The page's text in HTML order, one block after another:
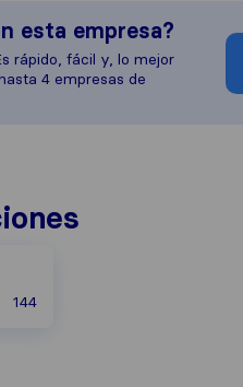
esta empresa?
rápido, fácil y, lo mejor
4 empresas de
144